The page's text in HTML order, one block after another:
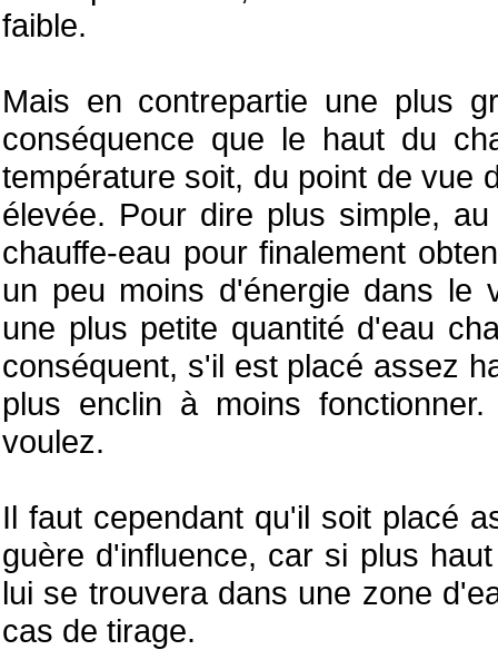
faible.
Mais en contrepartie une plus
conséquence que le haut du
température soit, du point de vue
élevée. Pour dire plus simple,
chauffe-eau pour finalement
un peu moins d'énergie dans le
une plus petite quantité d'eau
conséquent, s'il est placé assez
plus enclin à moins
voulez.
Il faut cependant qu'il soit placé
guère d'influence, car si plus
lui se trouvera dans une zone
cas de tirage.